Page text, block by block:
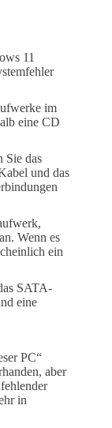
11
im
eine CD
Sie das
und das
Wenn es
ein
SATA-
eine
PC“
aber
in